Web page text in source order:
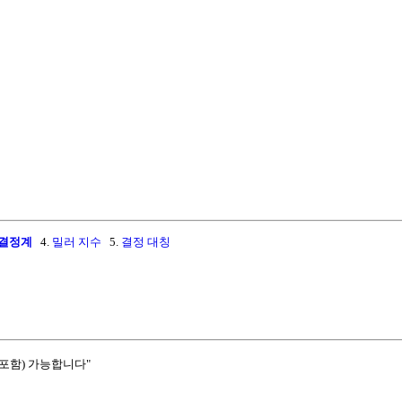
정계 4. 밀러 지수 5. 결정 대칭
함) 가능합니다"